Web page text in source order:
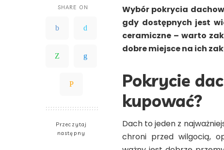
SHARE ON
Przeczytaj
następny
Wybór pokrycia
gdy dostępnych jest
ceramiczne – warto
dobre miejsce na ich
Pokrycie
kupować?
Dach to jeden z
chroni przed wilgocią,